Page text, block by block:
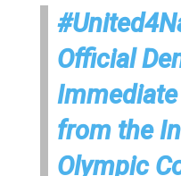
Official
from the
Olympic